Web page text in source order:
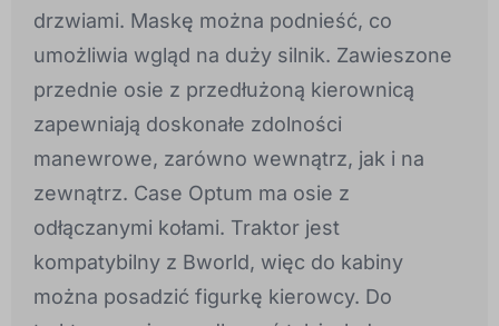
drzwiami. Maskę można podnieść, co
umożliwia wgląd na duży silnik. Zawieszone
przednie osie z przedłużoną kierownicą
zapewniają doskonałe zdolności
manewrowe, zarówno wewnątrz, jak i na
zewnątrz. Case Optum ma osie z
odłączanymi kołami. Traktor jest
kompatybilny z Bworld, więc do kabiny
można posadzić figurkę kierowcy. Do